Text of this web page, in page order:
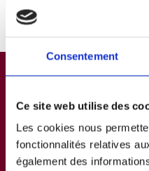
Consentement
Ce site web utilise des
Les cookies nous
fonctionnalités relatives
également des